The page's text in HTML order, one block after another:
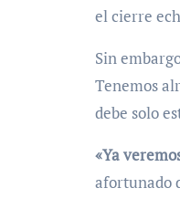
el cierre
Sin
Tenemos
debe solo
«Ya
afortunado